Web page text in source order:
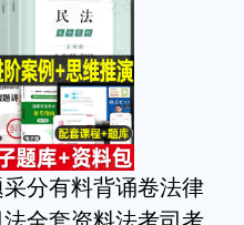
分有料背诵卷法律